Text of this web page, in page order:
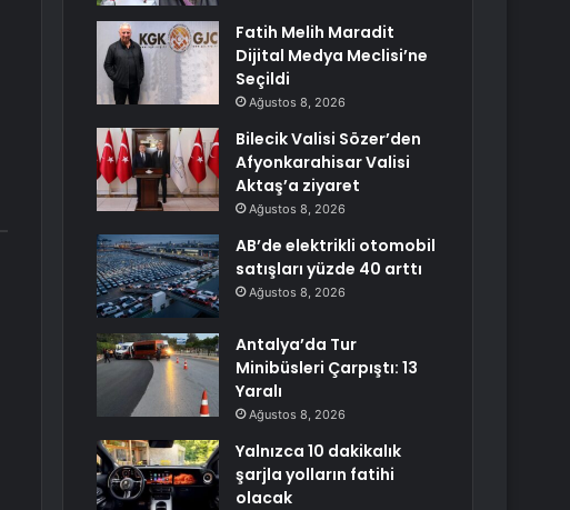
Fatih Melih Maradit
Dijital Medya Meclisi’ne
Seçildi
Ağustos 8, 2026
Bilecik Valisi Sözer’den
Afyonkarahisar Valisi
Aktaş’a ziyaret
Ağustos 8, 2026
AB’de elektrikli otomobil
satışları yüzde 40 arttı
Ağustos 8, 2026
Antalya’da Tur
Minibüsleri Çarpıştı: 13
Yaralı
Ağustos 8, 2026
Yalnızca 10 dakikalık
şarjla yolların fatihi
olacak